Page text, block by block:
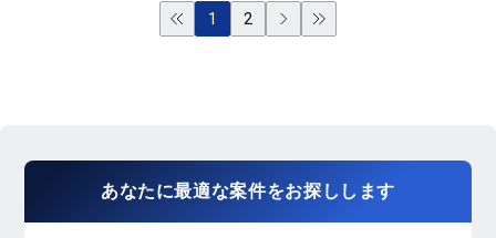
分析および改善提案 ・ユーザーとの仕様調整
1 2
あなたに最適な案件をお探し します